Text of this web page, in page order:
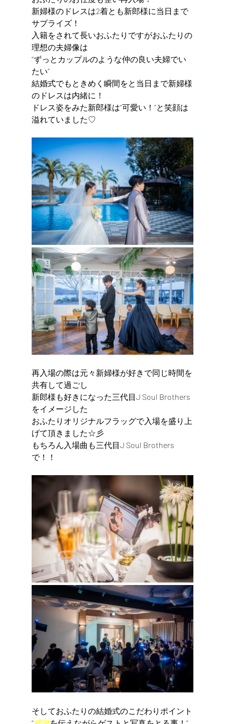
新婦様のドレスは2着とも新郎様に当日まで
サプライズ！
入籍をされて長いおふたりですがおふたりの
理想の夫婦像は
“ずっとカップルのような仲の良い夫婦でい
たい”
結婚式でもときめく瞬間をと当日まで新婦様
のドレスは内緒に！
ドレス姿をみた新郎様は“可愛い！”と笑顔は
溢れていました♡
再入場の際は元々新婦様が好きで同じ時間を
共有して過ごし
新郎様も好きになった三代目J Soul Brothers
をイメージした
おふたりオリジナルフラッグで入場を盛り上
げて頂きました☆彡
もちろん入場曲も三代目J Soul Brothers
で！！
そしておふたりの結婚式のこだわりポイント